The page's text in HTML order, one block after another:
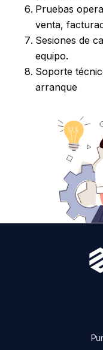
Pruebas
venta,
Sesiones de
equipo.
Soporte
arranque